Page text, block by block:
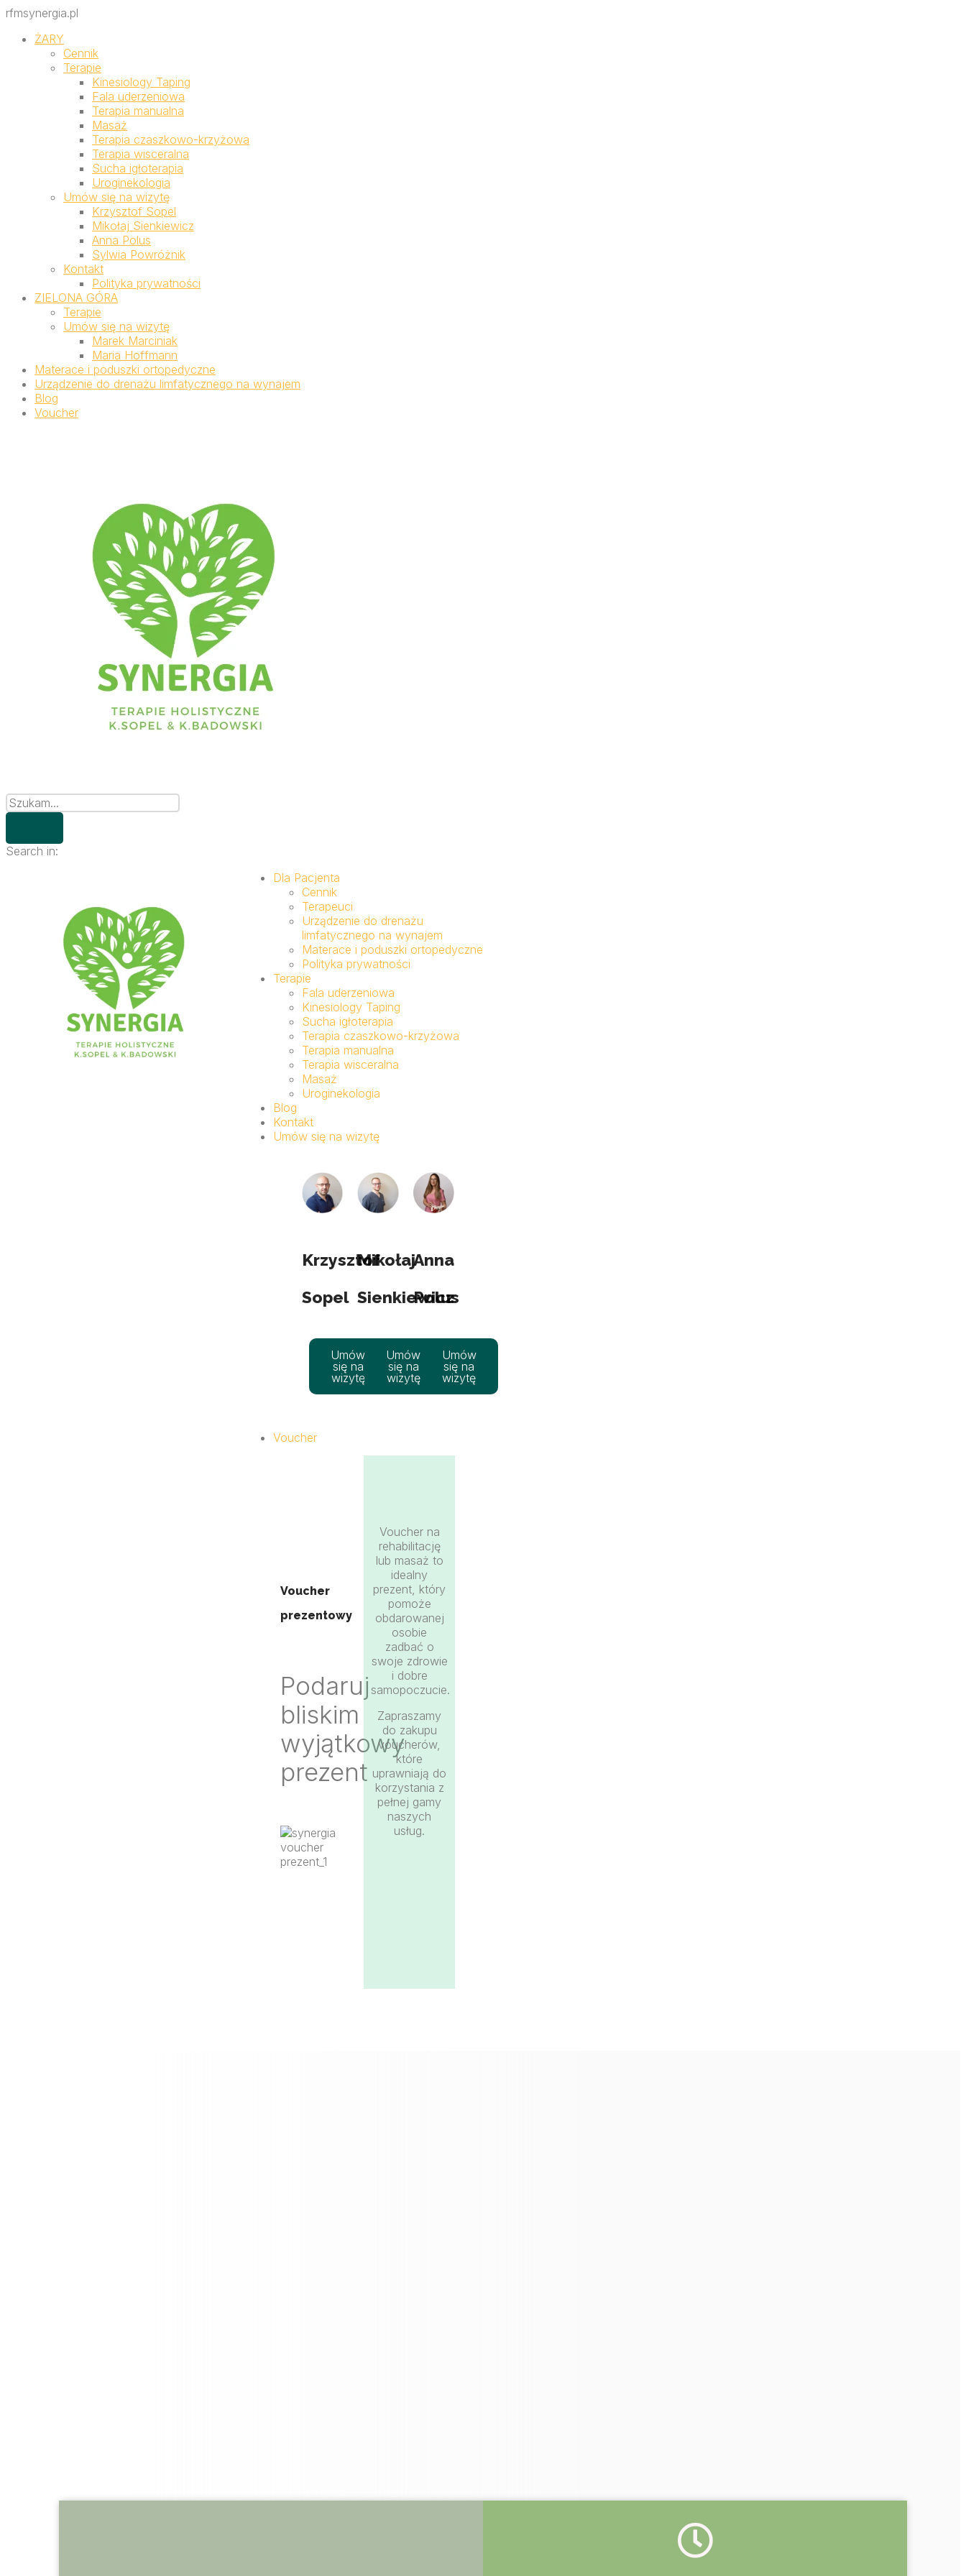
rfmsynergia.pl
ŻARY
Cennik
Terapie
Kinesiology Taping
Fala uderzeniowa
Terapia manualna
Masaż
Terapia czaszkowo-krzyżowa
Terapia wisceralna
Sucha igłoterapia
Uroginekologia
Umów się na wizytę
Krzysztof Sopel
Mikołaj Sienkiewicz
Anna Polus
Sylwia Powróżnik
Kontakt
Polityka prywatności
ZIELONA GÓRA
Terapie
Umów się na wizytę
Marek Marciniak
Maria Hoffmann
Materace i poduszki ortopedyczne
Urządzenie do drenażu limfatycznego na wynajem
Blog
Voucher
Search in:
Dla Pacjenta
Cennik
Terapeuci
Urządzenie do drenażu
limfatycznego na wynajem
Materace i poduszki ortopedyczne
Polityka prywatności
Terapie
Fala uderzeniowa
Kinesiology Taping
Sucha igłoterapia
Terapia czaszkowo-krzyżowa
Terapia manualna
Terapia wisceralna
Masaż
Uroginekologia
Blog
Kontakt
Umów się na wizytę
Krzysztof
Sopel
Umów
się na
wizytę
Mikołaj
Sienkiewicz
Umów
się na
wizytę
Anna
Polus
Umów
się na
wizytę
Voucher
Voucher
prezentowy
Podaruj
bliskim
wyjątkowy
prezent
Voucher na
rehabilitację
lub masaż to
idealny
prezent, który
pomoże
obdarowanej
osobie
zadbać o
swoje zdrowie
i dobre
samopoczucie.
Zapraszamy
do zakupu
voucherów,
które
uprawniają do
korzystania z
pełnej gamy
naszych
usług.